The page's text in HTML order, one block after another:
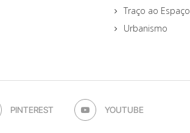
Traço ao Espaço
Urbanismo
PINTEREST YOUTUBE